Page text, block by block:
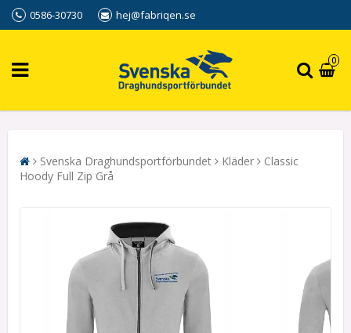
0586-30730 hej@fabriqen.se
0
Svenska Draghundsportförbundet Kläder
Classic
Hoody Full Zip Grå